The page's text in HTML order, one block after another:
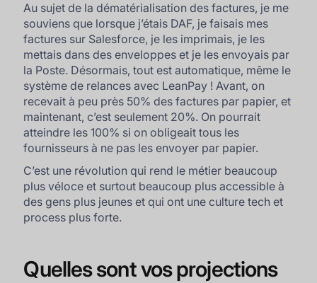
Au sujet de la dématérialisation des factures, je me
souviens que lorsque j’étais DAF, je faisais mes
factures sur Salesforce, je les imprimais, je les
mettais dans des enveloppes et je les envoyais par
la Poste. Désormais, tout est automatique, même le
système de relances avec LeanPay ! Avant, on
recevait à peu près 50% des factures par papier, et
maintenant, c’est seulement 20%. On pourrait
atteindre les 100% si on obligeait tous les
fournisseurs à ne pas les envoyer par papier.
C’est une révolution qui rend le métier beaucoup
plus véloce et surtout beaucoup plus accessible à
des gens plus jeunes et qui ont une culture tech et
process plus forte.
Quelles sont vos projections